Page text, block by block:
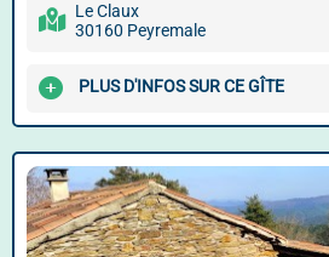
Le Claux
30160 Peyremale
PLUS D'INFOS SUR CE GÎTE